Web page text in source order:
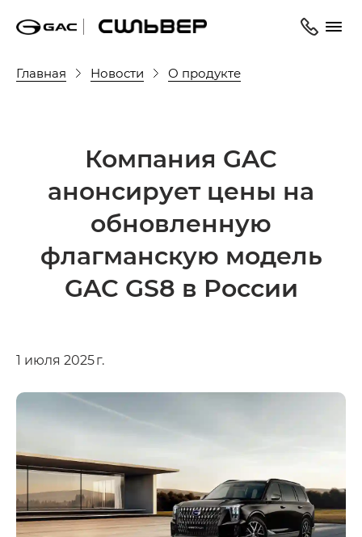
Главная Новости О продукте
Компания GAC
анонсирует цены на
обновленную
флагманскую модель
GAC GS8 в России
1 июля 2025 г.